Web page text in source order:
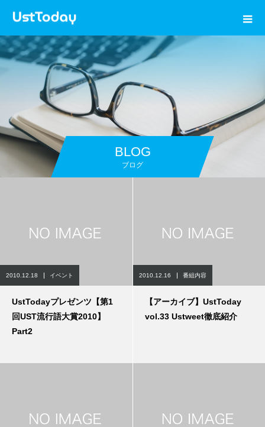
BLOG
ブログ
2010.12.18 イベント
UstTodayプレゼンツ【第1
回UST流行語大賞2010】
Part2
2010.12.16 番組内容
【アーカイブ】UstToday
vol.33 Ustweet徹底紹介